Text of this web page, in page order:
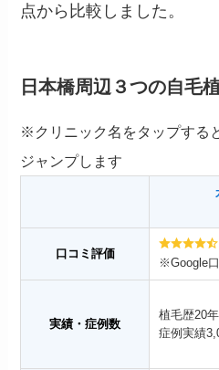
点から比較しました。
日本橋周辺３つの自毛
※クリニック名をタップする
ジャンプします
口コミ評価
※Google
実績・症例数
植毛歴20
症例実績